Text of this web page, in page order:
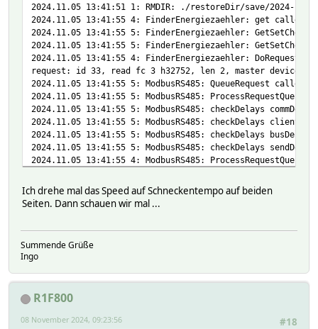
2024.11.05 13:41:51 1: RMDIR: ./restoreDir/save/2024-11-
2024.11.05 13:41:55 4: FinderEnergiezaehler: get called
2024.11.05 13:41:55 5: FinderEnergiezaehler:
2024.11.05 13:41:55 5: FinderEnergiezaehler:
2024.11.05 13:41:55 4: FinderEnergiezaehler: DoRequest
request: id 33, read fc 3 h32752, len 2, master device
2024.11.05 13:41:55 5: ModbusRS485: QueueRequest
2024.11.05 13:41:55 5: ModbusRS485:
2024.11.05 13:41:55 5: ModbusRS485: checkDelays
2024.11.05 13:41:55 5: ModbusRS485: checkDelays
2024.11.05 13:41:55 5: ModbusRS485: checkDelays
2024.11.05 13:41:55 5: ModbusRS485: checkDelays
2024.11.05 13:41:55 4: ModbusRS485:
2024.11.05 13:41:55 5: ModbusRS485: Send called from
2024.11.05 13:41:55 5: DevIo_SimpleWrite ModbusRS485:
2024.11.05 13:41:55 5: ModbusRS485: ReadAnswer called
request: id 33, read fc 3 h32752, len 2, master device
Ich drehe mal das Speed auf Schneckentempo auf beiden
Seiten. Dann schauen wir mal ...
Summende Grüße
Ingo
R1F800
#18
08 November 2024, 09:23:56